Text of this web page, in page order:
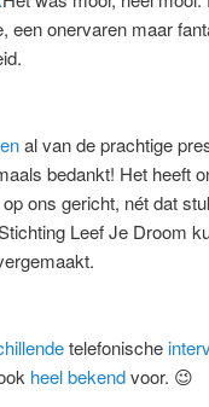
een onervaren maar
al van de prachtige
bedankt! Het heeft
ons gericht, nét dat
Leef Je Droom
telefonische
heel bekendvoor. 😉